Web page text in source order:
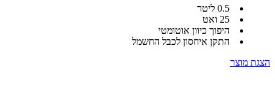
0.5 ליטר
25 ואט
היפוך כיוון אוטומטי
התקן איחסון לכבל החשמל
מוצר